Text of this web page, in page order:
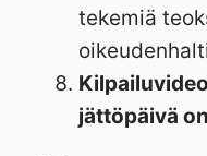
tekemiä
jättöpäivä